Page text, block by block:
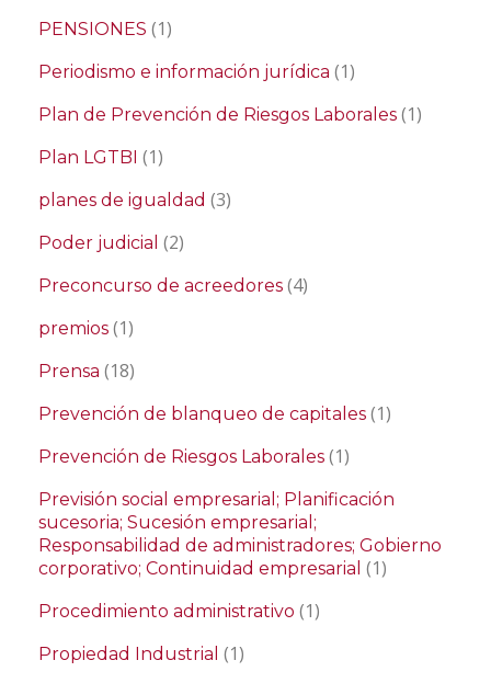
PENSIONES (1)
Periodismo e información jurídica (1)
Plan de Prevención de Riesgos Laborales (1)
Plan LGTBI (1)
planes de igualdad (3)
Poder judicial (2)
Preconcurso de acreedores (4)
premios (1)
Prensa (18)
Prevención de blanqueo de capitales (1)
Prevención de Riesgos Laborales (1)
Previsión social empresarial; Planificación
sucesoria; Sucesión empresarial;
Responsabilidad de administradores; Gobierno
corporativo; Continuidad empresarial (1)
Procedimiento administrativo (1)
Propiedad Industrial (1)